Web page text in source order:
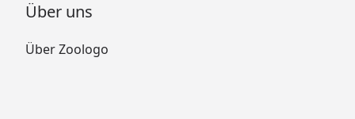
Über uns
Über Zoologo